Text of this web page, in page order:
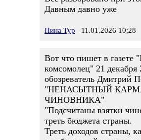
Давным давно уже
Нина Тур 11.01.2026 10:28
Вот что пишет в газете
комсомолец" 21 декабря
обозреватель Дмитрий
"НЕНАСЫТНЫЙ
ЧИНОВНИКА"
"Подсчитаны взятки
треть бюджета страны.
Треть доходов страны,